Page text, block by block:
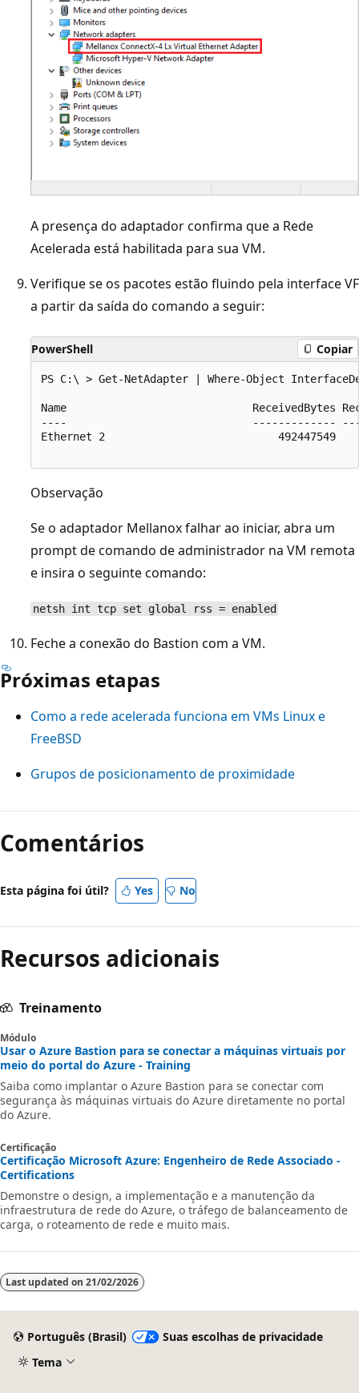
A presença do adaptador confirma que a Rede
Acelerada está habilitada para sua VM.
Verifique se os pacotes estão fluindo pela interface VF
a partir da saída do comando a seguir:
PowerShell Copiar
PS C:\ > Get-NetAdapter | Where-Object
Name                             ReceivedBytes
----                             -------------
Ethernet 2                           492447549
Observação
Se o adaptador Mellanox falhar ao iniciar, abra um
prompt de comando de administrador na VM remota
e insira o seguinte comando:
netsh int tcp set global rss = enabled
Feche a conexão do Bastion com a VM.
Próximas etapas
Como a rede acelerada funciona em VMs Linux e
FreeBSD
Grupos de posicionamento de proximidade
Comentários
Esta página foi útil? Yes No
Recursos adicionais
Treinamento
Módulo
Usar o Azure Bastion para se conectar a máquinas virtuais por
meio do portal do Azure - Training
Saiba como implantar o Azure Bastion para se conectar com
segurança às máquinas virtuais do Azure diretamente no portal
do Azure.
Certificação
Certificação Microsoft Azure: Engenheiro de Rede Associado -
Certifications
Demonstre o design, a implementação e a manutenção da
infraestrutura de rede do Azure, o tráfego de balanceamento de
carga, o roteamento de rede e muito mais.
Last updated on 21/02/2026
Português (Brasil)
Suas escolhas de privacidade
Tema